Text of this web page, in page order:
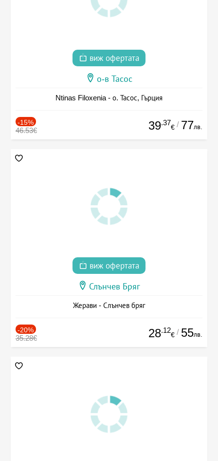
виж офертата
о-в Тасос
Ntinas Filoxenia - о. Тасос, Гърция
-15%
46.53€ 39.37
€ / 77лв.
виж офертата
Слънчев Бряг
Жерави - Слънчев бряг
-20%
35.28€ 28.12
€ / 55лв.